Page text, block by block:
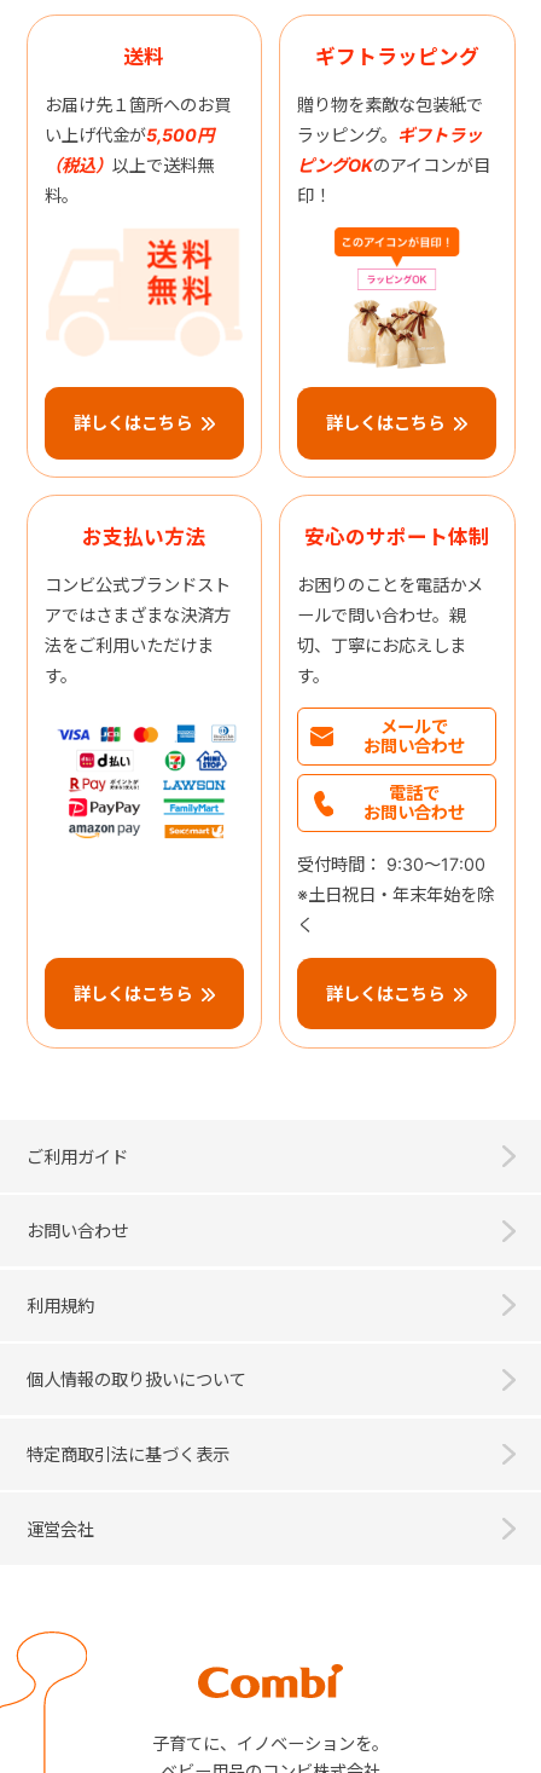
送料
お届け先１箇所へのお買
い上げ代金が5,500円
（税込） 以上で送料無
料。
詳しくはこちら
ギフトラッピング
贈り物を素敵な包装紙で
ラッピング。 ギフトラッ
ピングOKのアイコンが目
印！
詳しくはこちら
お支払い方法
コンビ公式ブランドスト
アではさまざまな決済方
法をご利用いただけま
す。
詳しくはこちら
安心のサポート体制
お困りのことを電話かメ
ールで問い合わせ。親
切、丁寧にお応えしま
す。
メールで
お問い合わせ
電話で
お問い合わせ
受付時間： 9:30～17:00
※土日祝日・年末年始を除
く
詳しくはこちら
ご利用ガイド
お問い合わせ
利用規約
個人情報の取り扱いについて
特定商取引法に基づく表示
運営会社
子育てに、イノベーションを。